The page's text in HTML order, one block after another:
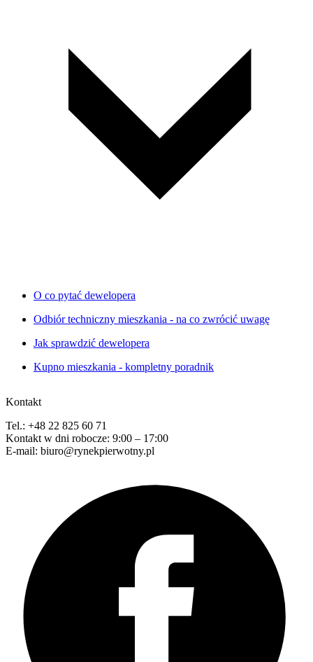
O co pytać dewelopera
Odbiór techniczny mieszkania - na co zwrócić uwagę
Jak sprawdzić dewelopera
Kupno mieszkania - kompletny poradnik
Kontakt
Tel.: +48 22 825 60 71
Kontakt w dni robocze: 9:00 – 17:00
E-mail: biuro@rynekpierwotny.pl